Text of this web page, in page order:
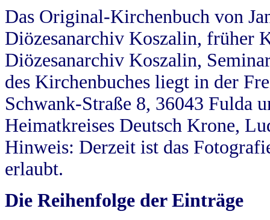
Das Original-Kirchenbuch von
Diözesanarchiv Koszalin, früher
Diözesanarchiv Koszalin,
des Kirchenbuches liegt in der
Schwank-Straße 8, 36043 Fulda
Heimatkreises Deutsch Krone,
Hinweis: Derzeit ist das
erlaubt.
Die Reihenfolge der Einträge